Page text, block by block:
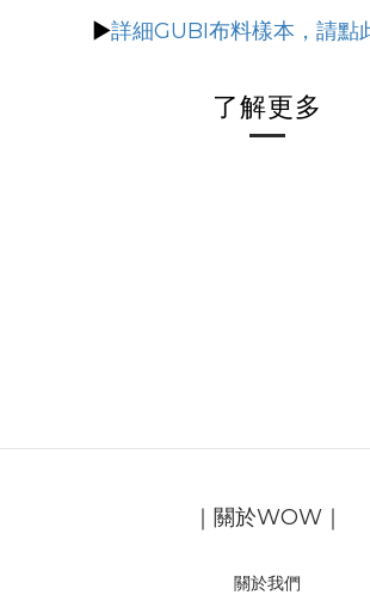
▶詳細GUBI布料樣本，請點
了解更多
｜關於WOW｜
關於我們